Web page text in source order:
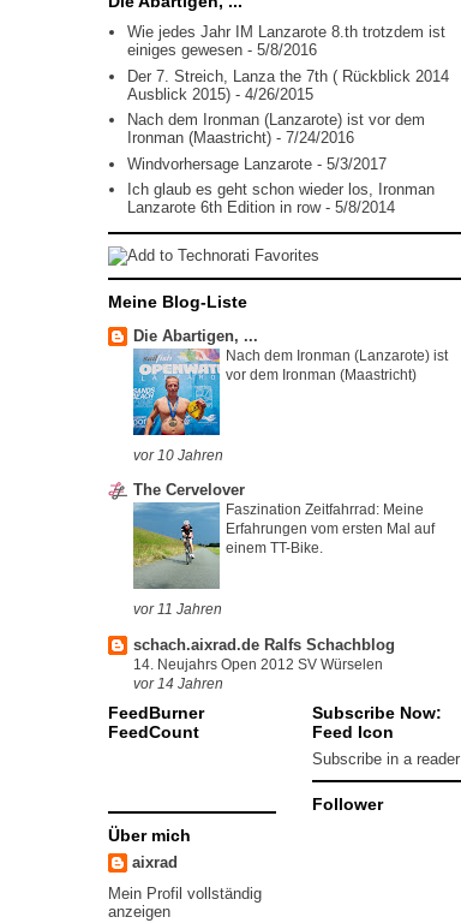
Wie jedes Jahr IM Lanzarote 8.th trotzdem ist
einiges gewesen - 5/8/2016
Der 7. Streich, Lanza the 7th ( Rückblick 2014
Ausblick 2015) - 4/26/2015
Nach dem Ironman (Lanzarote) ist vor dem
Ironman (Maastricht) - 7/24/2016
Windvorhersage Lanzarote - 5/3/2017
Ich glaub es geht schon wieder los, Ironman
Lanzarote 6th Edition in row- 5/8/2014
Meine Blog-Liste
Die Abartigen, ...
Nach dem Ironman (Lanzarote) ist
vor dem Ironman (Maastricht)
vor 10 Jahren
The Cervelover
Faszination Zeitfahrrad: Meine
Erfahrungen vom ersten Mal auf
einem TT-Bike.
vor 11 Jahren
schach.aixrad.de Ralfs Schachblog
14. Neujahrs Open 2012 SV Würselen
vor 14 Jahren
FeedBurner
FeedCount
Über mich
aixrad
Mein Profil vollständig
anzeigen
Subscribe Now:
Feed Icon
Subscribe in a reader
Follower